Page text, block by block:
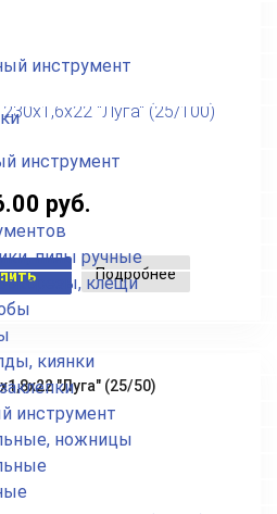
инструмент
инструмент
пилы ручные
клещи
киянки
инструмент
ножницы
руб.
Подробнее
"Луга" (25/50)